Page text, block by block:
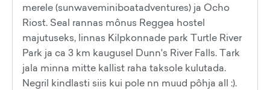
merele (sunwaveminiboatadventures) ja Ocho
Riost. Seal rannas mônus Reggea hostel
majutuseks, linnas Kilpkonnade park Turtle River
Park ja ca 3 km kaugusel Dunn's River Falls. Tark
jala minna mitte kallist raha taksole kulutada.
Negril kindlasti siis kui pole nn muud pôhja all :).